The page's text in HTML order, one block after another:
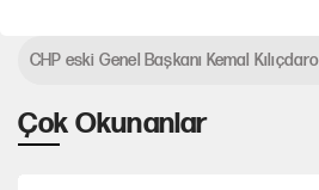
Çok Okunanlar
CHP eski Genel Başkanı Kemal